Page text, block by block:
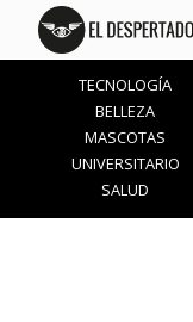
TECNOLOGÍA
BELLEZA
MASCOTAS
UNIVERSITARIO
SALUD